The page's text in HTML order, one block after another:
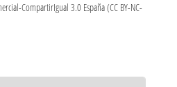
CompartirIgual 3.0 España (CC BY-NC-